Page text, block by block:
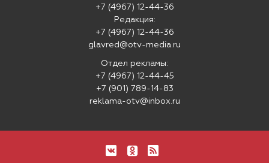
+7 (4967) 12-44-36
Редакция:
+7 (4967) 12-44-36
glavred@otv-media.ru
Отдел рекламы:
+7 (4967) 12-44-45
+7 (901) 789-14-83
reklama-otv@inbox.ru